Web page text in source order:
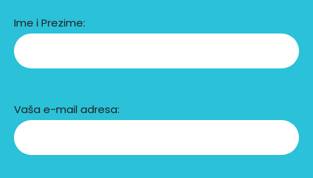
Ime i Prezime:
Vaša e-mail adresa: